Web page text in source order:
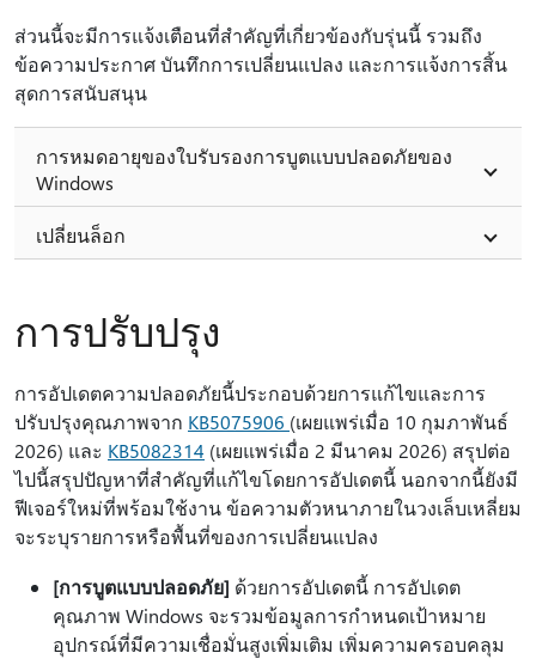
ส่วนนี้จะมีการแจ้งเตือนที่สําคัญที่เกี่ยวข้องกับรุ่นนี้ รวมถึง
ข้อความประกาศ บันทึกการเปลี่ยนแปลง และการแจ้งการสิ้น
สุดการสนับสนุน
การหมดอายุของใบรับรองการบูตแบบปลอดภัยของ
Windows
เปลี่ยนล็อก
การปรับปรุง
การอัปเดตความปลอดภัยนี้ประกอบด้วยการแก้ไขและการ
ปรับปรุงคุณภาพจาก KB5075906 (เผยแพร่เมื่อ 10 กุมภาพันธ์
2026) และ KB5082314 (เผยแพร่เมื่อ 2 มีนาคม 2026) สรุปต่อ
ไปนี้สรุปปัญหาที่สําคัญที่แก้ไขโดยการอัปเดตนี้ นอกจากนี้ยังมี
ฟีเจอร์ใหม่ที่พร้อมใช้งาน ข้อความตัวหนาภายในวงเล็บเหลี่ยม
จะระบุรายการหรือพื้นที่ของการเปลี่ยนแปลง
[การบูตแบบปลอดภัย] ด้วยการอัปเดตนี้ การอัปเดต
คุณภาพ Windows จะรวมข้อมูลการกําหนดเป้าหมาย
อุปกรณ์ที่มีความเชื่อมั่นสูงเพิ่มเติม เพิ่มความครอบคลุม